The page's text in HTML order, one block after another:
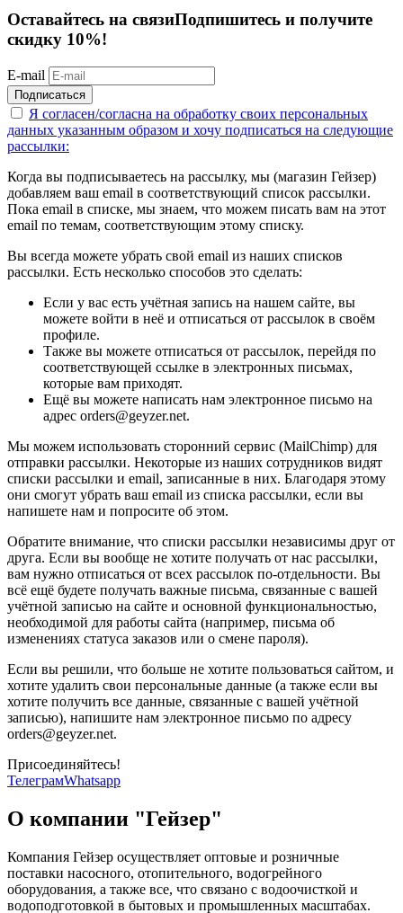
Оставайтесь на связиПодпишитесь и получите
скидку 10%!
E-mail
Подписаться
Я согласен/согласна на обработку своих персональных
данных указанным образом и хочу подписаться на следующие
рассылки:
Когда вы подписываетесь на рассылку, мы (магазин Гейзер)
добавляем ваш email в соответствующий список рассылки.
Пока email в списке, мы знаем, что можем писать вам на этот
email по темам, соответствующим этому списку.
Вы всегда можете убрать свой email из наших списков
рассылки. Есть несколько способов это сделать:
Если у вас есть учётная запись на нашем сайте, вы
можете войти в неё и отписаться от рассылок в своём
профиле.
Также вы можете отписаться от рассылок, перейдя по
соответствующей ссылке в электронных письмах,
которые вам приходят.
Ещё вы можете написать нам электронное письмо на
адрес orders@geyzer.net.
Мы можем использовать сторонний сервис (MailChimp) для
отправки рассылки. Некоторые из наших сотрудников видят
списки рассылки и email, записанные в них. Благодаря этому
они смогут убрать ваш email из списка рассылки, если вы
напишете нам и попросите об этом.
Обратите внимание, что списки рассылки независимы друг от
друга. Если вы вообще не хотите получать от нас рассылки,
вам нужно отписаться от всех рассылок по-отдельности. Вы
всё ещё будете получать важные письма, связанные с вашей
учётной записью на сайте и основной функциональностью,
необходимой для работы сайта (например, письма об
изменениях статуса заказов или о смене пароля).
Если вы решили, что больше не хотите пользоваться сайтом, и
хотите удалить свои персональные данные (а также если вы
хотите получить все данные, связанные с вашей учётной
записью), напишите нам электронное письмо по адресу
orders@geyzer.net.
Присоединяйтесь!
ТелеграмWhatsapp
О компании "Гейзер"
Компания Гейзер осуществляет оптовые и розничные
поставки насосного, отопительного, водогрейного
оборудования, а также все, что связано с водоочисткой и
водоподготовкой в бытовых и промышленных масштабах.